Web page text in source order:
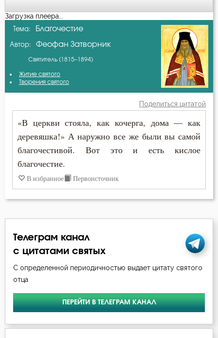
Ад
Ангел Хранитель
Атеизм
Беда
Благодарность
Благодать
Блуд
Бог
Богатство
Богопознание
А-я
Амвросий Оптинский (Гренков)
Василий Великий
Григорий Богослов
Иоанн Златоуст
Иосиф Оптинский (Литовкин)
Исидор Пелусиот
Максим Исповедник
Марк Подвижник
Симеон Новый Богослов
Загрузка плеера...
Тема: Благочестие
Автор: Феофан Затворник
Святитель (1815–1894)
Житие святого
Творения святого
Поделиться цитатой
«В церкви стояла, как кочерга, дома — как
деревяшка!» А наружно все же были вы самой
благочестивой. Вот это и есть кислое
благочестие.
В избранное Первоисточник
Телеграм канал
с цитатами святых
С определенной периодичностью выдает цитату святого
отца
ПЕРЕЙТИ В ТЕЛЕГРАМ КАНАЛ